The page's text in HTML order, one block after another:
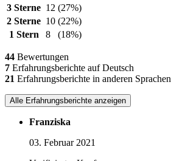
3 Sterne 12 (27%)
2 Sterne 10 (22%)
1 Stern
8 (18%)
44 Bewertungen
7 Erfahrungsberichte auf Deutsch
21 Erfahrungsberichte in anderen Sprachen
Alle Erfahrungsberichte anzeigen
Franziska
03. Februar 2021